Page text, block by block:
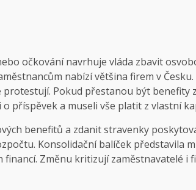
očkování navrhuje vláda zbavit
nabízí většina firem v
Pokud přestanou být benefity
příspěvek a museli vše platit z vlastní
benefitů a zdanit stravenky
Konsolidační balíček představila
Změnu kritizují zaměstnavatelé i